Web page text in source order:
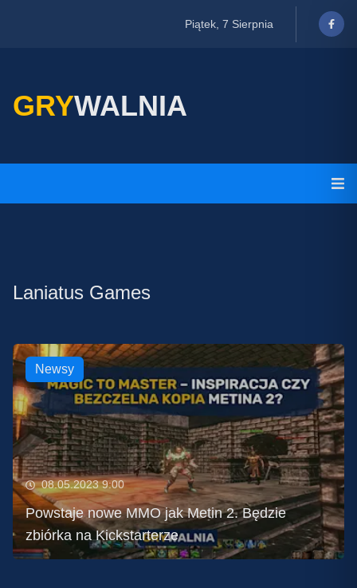
Piątek, 7 Sierpnia
GRYWALNIA
Laniatus Games
Newsy
08.05.2023 9:00
Powstaje nowe MMO jak Metin 2. Będzie
zbiórka na Kickstarterze